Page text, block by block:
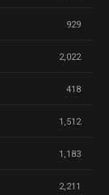
929
2,022
418
1,512
1,183
2,211